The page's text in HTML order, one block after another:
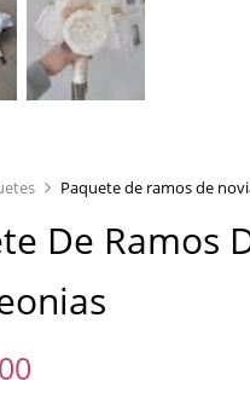
Paquete de ramos de
De Ramos